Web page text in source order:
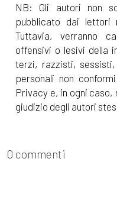
NB: Gli autori non
pubblicato dai lettori
Tuttavia, verranno
offensivi o lesivi della
terzi, razzisti,
personali non
Privacy e, in ogni
giudizio degli autori
0 commenti